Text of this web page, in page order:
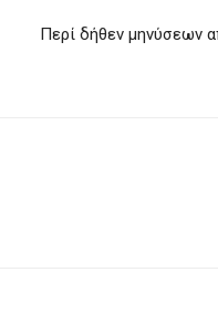
Περί δήθεν μηνύσεων